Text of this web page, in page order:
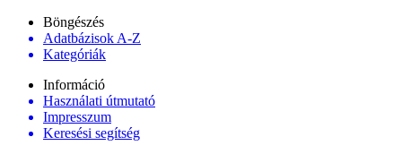
Böngészés
Adatbázisok A-Z
Kategóriák
Információ
Használati útmutató
Impresszum
Keresési segítség